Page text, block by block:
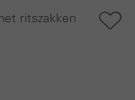
ritszakken